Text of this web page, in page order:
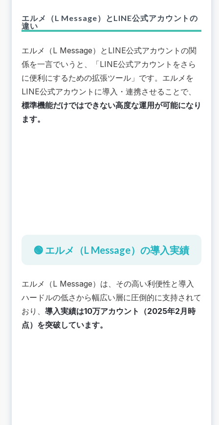
予約受付・管理機能
商品販売・決済機能
リッチメニュー切り替え
詳細なステップ配信
クロス分析
コンバージョン分析
🔴 エルメ（L Message）利用時の注意点
プランごとに「利用できる機能」が制限されてい
る
🟢 LINEツール「クウゼン（KUZEN）」もご検討
エルメ（L Message）とLINE公式アカウントの
違い
エルメ（L Message）とLINE公式アカウントの関
係を一言でいうと、「LINE公式アカウントをさら
に便利にするための拡張ツール」です。エルメを
LINE公式アカウントに導入・連携させることで、
標準機能だけではできない高度な運用が可能になり
ます。
🟢 エルメ（L Message）の導入実績
エルメ（L Message）は、その高い利便性と導入
ハードルの低さから幅広い層に圧倒的に支持されて
おり、 導入実績は10万アカウント（2025年2月時
点）を突破しています。